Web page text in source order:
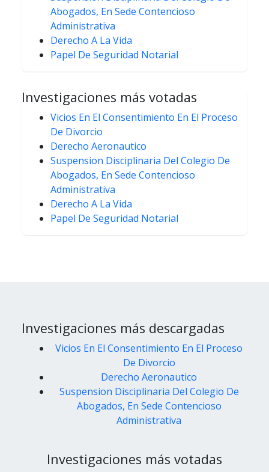
Abogados, En Sede Contencioso
Administrativa
Derecho A La Vida
Papel De Seguridad Notarial
Investigaciones más votadas
Vicios En El Consentimiento En El Proceso
De Divorcio
Derecho Aeronautico
Suspension Disciplinaria Del Colegio De
Abogados, En Sede Contencioso
Administrativa
Derecho A La Vida
Papel De Seguridad Notarial
Investigaciones más descargadas
Vicios En El Consentimiento En El Proceso
De Divorcio
Derecho Aeronautico
Suspension Disciplinaria Del Colegio De
Abogados, En Sede Contencioso
Administrativa
Investigaciones más votadas